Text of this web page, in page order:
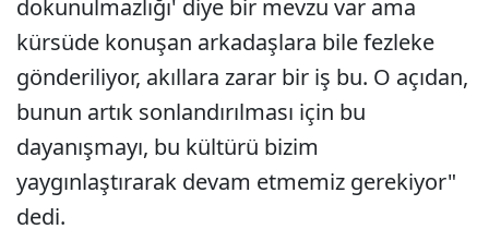
dokunulmazlığı' diye bir mevzu var ama
kürsüde konuşan arkadaşlara bile fezleke
gönderiliyor, akıllara zarar bir iş bu. O açıdan,
bunun artık sonlandırılması için bu
dayanışmayı, bu kültürü bizim
yaygınlaştırarak devam etmemiz gerekiyor"
dedi.